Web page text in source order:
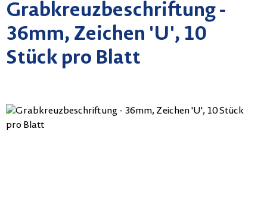
Grabkreuzbeschriftung -
36mm, Zeichen 'U', 10
Stück pro Blatt